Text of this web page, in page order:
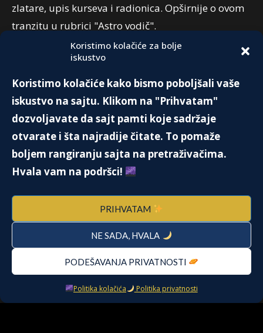
Koristimo kolačiće za bolje
iskustvo
Koristimo kolačiće kako bismo poboljšali vaše
iskustvo na sajtu. Klikom na "Prihvatam"
dozvoljavate da sajt pamti koje sadržaje
otvarate i šta najradije čitate. To pomaže
boljem rangiranju sajta na pretraživačima.
Hvala vam na podršci!
PRIHVATAM
NE SADA, HVALA
PODEŠAVANJA PRIVATNOSTI
Politika kolačića Politika privatnosti
zlatare, upis kurseva i radionica. Opširnije o ovom
tranzitu u rubrici "Astro vodič".
26. Aprila 2023.
PUTIN JE UPRAVO DOBIO NOVOG
SAVEZNIKA U EU
Da li je Alen Delon ubio Stevana
Markovića?
29. Septembra 2025.